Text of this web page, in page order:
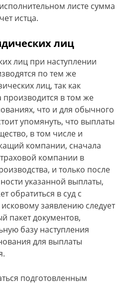
листе сумма
истца.
лиц
лиц при наступлении
по тем же
лиц, так как
производится в том же
что и для обычного
упомянуть, что выплаты
в том числе и
компании, сначала
компании в
и только после
указанной выплаты,
обратиться в суд с
заявлению следует
пакет документов,
базу наступления
для выплаты
подготовленным